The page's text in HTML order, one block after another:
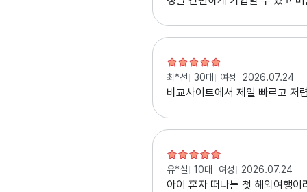
최*선 30대 여성 2026.07.24
비교사이트에서 제일 빠르고 저
유*실 10대 여성 2026.07.24
아이 혼자 떠나는 첫 해외여행